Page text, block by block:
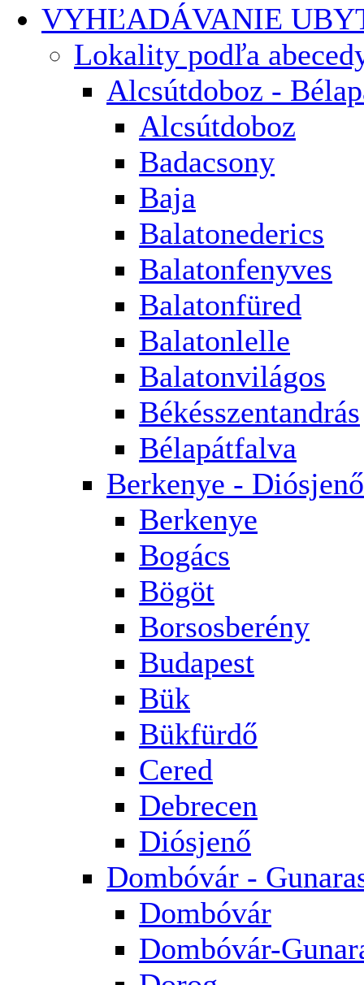
VYHĽADÁVANIE
Lokality podľa
Alcsútdoboz -
Alcsútdoboz
Badacsony
Baja
Balatonederics
Balatonfenyves
Balatonfüred
Balatonlelle
Balatonvilágos
Békésszentandrás
Bélapátfalva
Berkenye - Diósjenő
Berkenye
Bogács
Bögöt
Borsosberény
Budapest
Bük
Bükfürdő
Cered
Debrecen
Diósjenő
Dombóvár -
Dombóvár
Dombóvár-